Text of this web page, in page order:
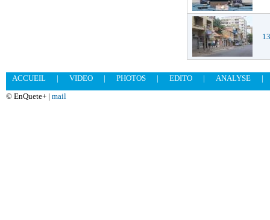
ACCUEIL | VIDEO | PHOTOS | EDITO | ANALYSE
|
© EnQuete+ | mail